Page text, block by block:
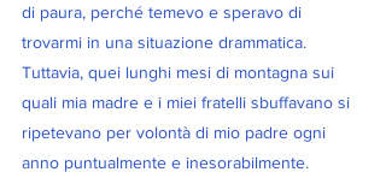
di paura, perché temevo e speravo di
trovarmi in una situazione drammatica.
Tuttavia, quei lunghi mesi di montagna sui
quali mia madre e i miei fratelli sbuffavano si
ripetevano per volontà di mio padre ogni
anno puntualmente e inesorabilmente.